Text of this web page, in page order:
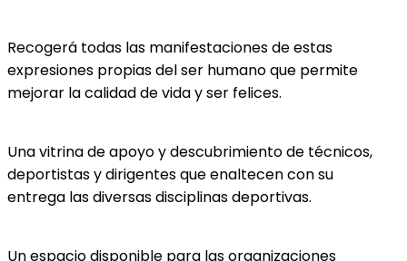
Recogerá todas las manifestaciones de estas
expresiones propias del ser humano que permite
mejorar la calidad de vida y ser felices.
Una vitrina de apoyo y descubrimiento de técnicos,
deportistas y dirigentes que enaltecen con su
entrega las diversas disciplinas deportivas.
Un espacio disponible para las organizaciones